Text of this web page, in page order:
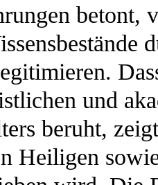
betont,
und
beruht,
Heiligen